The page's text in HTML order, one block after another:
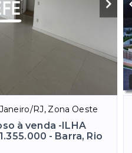
RJ, Zona Oeste
à venda -ILHA
- Barra, Rio